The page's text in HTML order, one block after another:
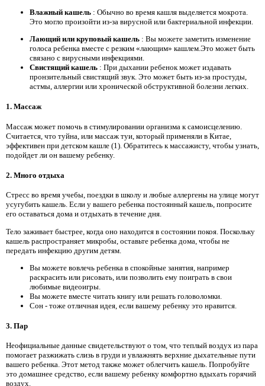
Влажный кашель : Обычно во время кашля выделяется мокрота.
Это могло произойти из-за вирусной или бактериальной инфекции.
Лающий или круповый кашель : Вы можете заметить изменение
голоса ребенка вместе с резким «лающим» кашлем.Это может быть
связано с вирусными инфекциями.
Свистящий кашель : При дыхании ребенок может издавать
пронзительный свистящий звук. Это может быть из-за простуды,
астмы, аллергии или хронической обструктивной болезни легких.
1. Массаж
Массаж может помочь в стимулировании организма к самоисцелению.
Считается, что туйна, или массаж туи, который применяли в Китае,
эффективен при детском кашле (1). Обратитесь к массажисту, чтобы узнать,
подойдет ли он вашему ребенку.
2. Много отдыха
Стресс во время учебы, поездки в школу и любые аллергены на улице могут
усугубить кашель. Если у вашего ребенка постоянный кашель, попросите
его оставаться дома и отдыхать в течение дня.
Тело заживает быстрее, когда оно находится в состоянии покоя. Поскольку
кашель распространяет микробы, оставьте ребенка дома, чтобы не
передать инфекцию другим детям.
Вы можете вовлечь ребенка в спокойные занятия, например
раскрасить или рисовать, или позволить ему поиграть в свои
любимые видеоигры.
Вы можете вместе читать книгу или решать головоломки.
Сон - тоже отличная идея, если вашему ребенку это нравится.
3. Пар
Неофициальные данные свидетельствуют о том, что теплый воздух из пара
помогает разжижать слизь в груди и увлажнять верхние дыхательные пути
вашего ребенка. Этот метод также может облегчить кашель. Попробуйте
это домашнее средство, если вашему ребенку комфортно вдыхать горячий
воздух.